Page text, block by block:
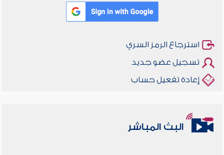
استرجاع الرمز السري
تسجيل عضو جديد
إعادة تفعيل حساب
البث المباشر